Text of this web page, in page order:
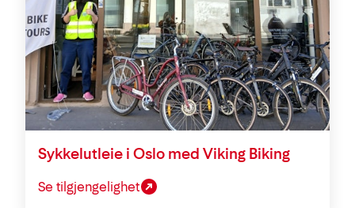
Sykkelutleie i Oslo med Viking Biking
Se tilgjengelighet